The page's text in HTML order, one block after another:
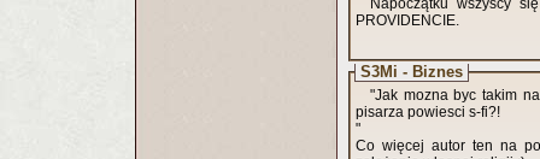
Napoczątku wszyscy
PROVIDENCIE.
S3Mi - Biznes
"Jak mozna byc takim
pisarza powiesci s-fi?!
"
Co więcej autor ten na